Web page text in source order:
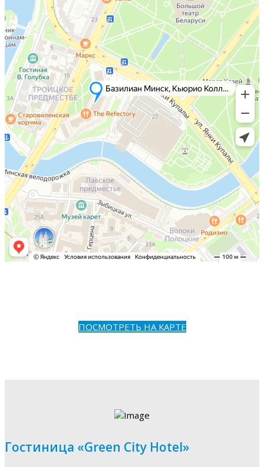
ПОСМОТРЕТЬ НА КАРТЕ
Гостиница «Green City Hotel»